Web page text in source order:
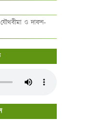
যৌথবীমা ও দাফন-